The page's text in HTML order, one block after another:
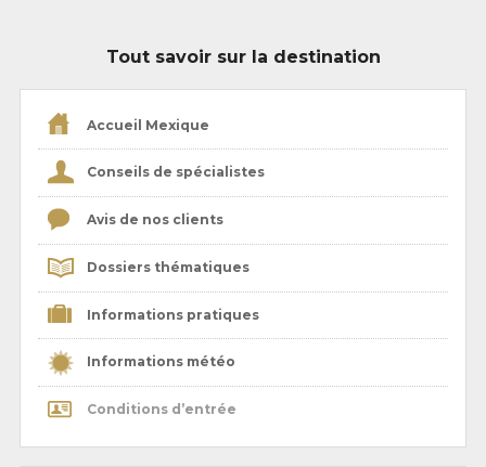
Tout savoir sur la destination
Accueil Mexique
Conseils de spécialistes
Avis de nos clients
Dossiers thématiques
Informations pratiques
Informations météo
Conditions d’entrée